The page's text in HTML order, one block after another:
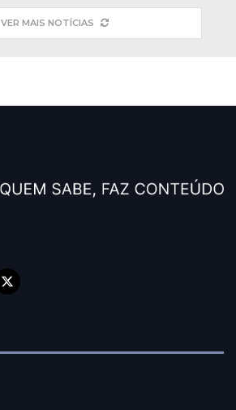
VER MAIS NOTÍCIAS